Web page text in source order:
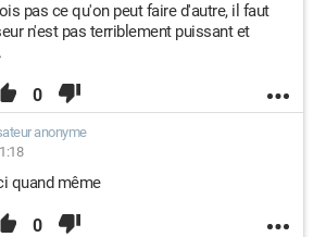
pas ce qu'on peut faire d'autre, il faut
n'est pas terriblement puissant et
0
anonyme
quand même
0